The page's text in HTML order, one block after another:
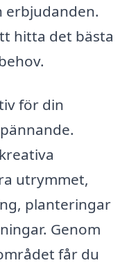
erbjudanden.
hitta det bästa
för din
utrymmet,
planteringar
Genom
får du